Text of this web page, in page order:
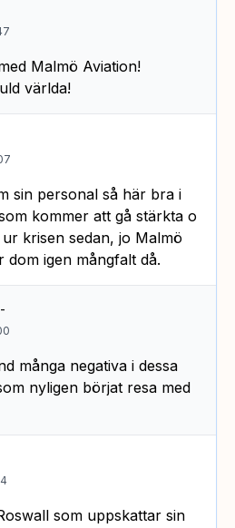
Malmö Aviation!
världa!
sin personal så här bra i
kommer att gå stärkta o
krisen sedan, jo Malmö
dom igen mångfalt då.
många negativa i dessa
nyligen börjat resa med
som uppskattar sin